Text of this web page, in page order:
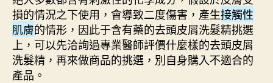
損的情況之下使用，會導致二度傷害，產生接觸性
肌膚的情形，因此于含有藥的去頭皮屑洗髮精挑選
上，可以先洽詢過專業醫師評價什麼樣的去頭皮屑
洗髮精，再來做商品的挑選，別自身購入不適合的
產品。